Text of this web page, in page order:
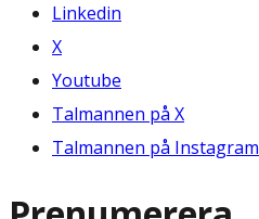
Linkedin
X
Youtube
Talmannen på X
Talmannen på Instagram